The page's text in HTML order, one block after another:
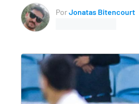
PorJonatas Bitencourt